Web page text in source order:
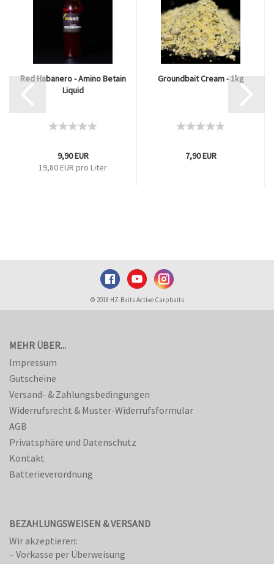
Red Habanero - Amino Betain
Liquid
9,90 EUR
19,80 EUR pro Liter
Groundbait Cream - 1kg
7,90 EUR
© 2018 HZ-Baits Active Carpbaits
MEHR ÜBER...
Impressum
Gutscheine
Versand- & Zahlungsbedingungen
Widerrufsrecht & Muster-Widerrufsformular
AGB
Privatsphäre und Datenschutz
Kontakt
Batterieverordnung
BEZAHLUNGSWEISEN & VERSAND
Wir akzeptieren:
– Vorkasse per Überweisung